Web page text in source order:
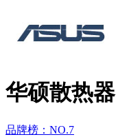
华硕散热器
品牌榜： NO.7